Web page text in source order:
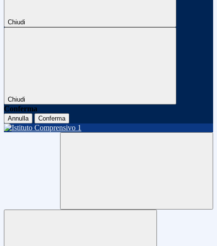
Chiudi
Chiudi
Conferma
Annulla Conferma